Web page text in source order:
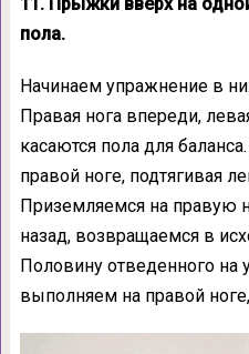
пола.
Начинаем упражнение в
Правая нога впереди,
касаются пола для
правой ноге, подтягивая
Приземляемся на правую
назад, возвращаемся в
Половину отведенного
выполняем на правой